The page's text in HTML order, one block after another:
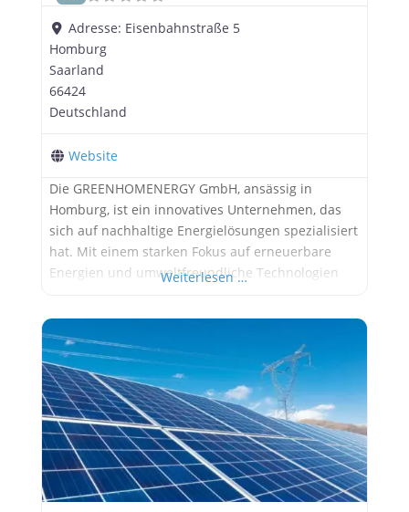
Adresse: Eisenbahnstraße 5
Homburg
Saarland
66424
Deutschland
Website
Die GREENHOMENERGY GmbH, ansässig in
Homburg, ist ein innovatives Unternehmen, das
sich auf nachhaltige Energielösungen spezialisiert
hat. Mit einem starken Fokus auf erneuerbare
Energien und umweltfreundliche Technologien
Branche erarbeitet. In diesem Artikel werfen wir
einen genaueren Blick auf die Geschichte, die
Dienstleistungen und die Zukunftsaussichten
dieses bemerkenswerten Unternehmens.
GREENHOMENERGY GmbH: Ein
Weiterlesen …